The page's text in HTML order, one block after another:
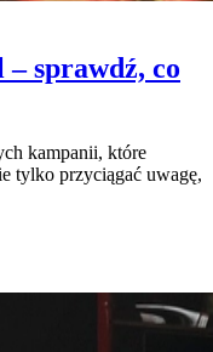
sprawdź, co
kampanii, które
tylko przyciągać uwagę,